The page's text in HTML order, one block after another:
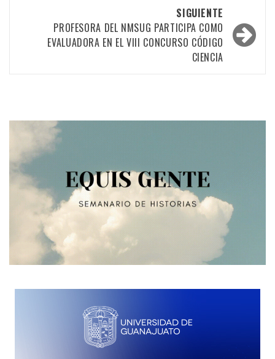
entradas
SIGUIENTE
PROFESORA DEL NMSUG PARTICIPA COMO
EVALUADORA EN EL VIII CONCURSO CÓDIGO
CIENCIA